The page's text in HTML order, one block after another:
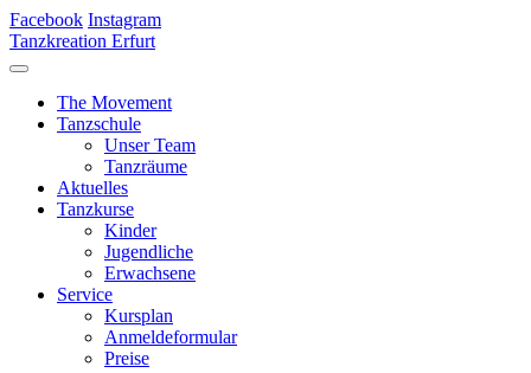
Facebook Instagram
Tanzkreation Erfurt
The Movement
Tanzschule
Unser Team
Tanzräume
Aktuelles
Tanzkurse
Kinder
Jugendliche
Erwachsene
Service
Kursplan
Anmeldeformular
Preise